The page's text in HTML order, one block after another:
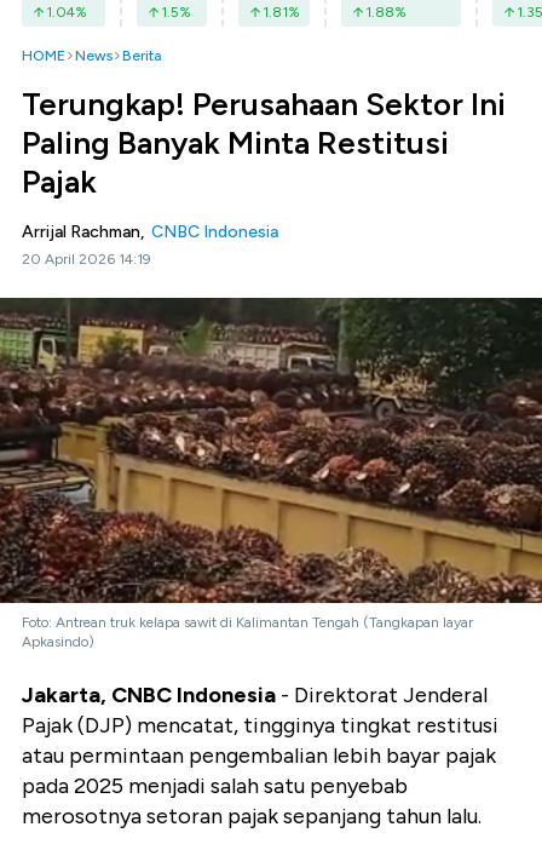
1.04% 1.5% 1.81% 1.88% 1.35
HOME News Berita
Terungkap! Perusahaan Sektor Ini
Paling Banyak Minta Restitusi
Pajak
Arrijal Rachman, CNBC Indonesia
20 April 2026 14:19
Foto: Antrean truk kelapa sawit di Kalimantan Tengah (Tangkapan layar
Apkasindo)
Jakarta, CNBC Indonesia - Direktorat Jenderal
Pajak (DJP) mencatat, tingginya tingkat restitusi
atau permintaan pengembalian lebih bayar pajak
pada 2025 menjadi salah satu penyebab
merosotnya setoran pajak sepanjang tahun lalu.